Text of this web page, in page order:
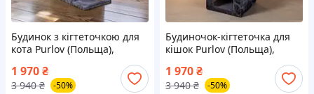
Будинок з кігтеточкою для
кота Purlov (Польща),
кішки, Кігтеточка лежак,
NQE
1 970₴
3 940 ₴ -50%
Будиночок-кігтеточка для
кішок Purlov (Польща),
Дряпка для кота, Кігтеточки
для кішок високі, Кігтеточка
дряпка, NQE
1 970₴
3 940 ₴ -50%